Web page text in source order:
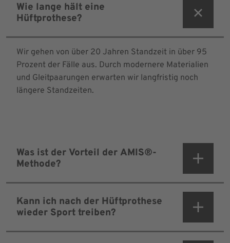
Wie lange hält eine
Hüftprothese?
Wir gehen von über 20 Jahren Standzeit in über 95
Prozent der Fälle aus. Durch modernere Materialien
und Gleitpaarungen erwarten wir langfristig noch
längere Standzeiten.
Was ist der Vorteil der AMIS®-
Methode?
Kann ich nach der Hüftprothese
wieder Sport treiben?